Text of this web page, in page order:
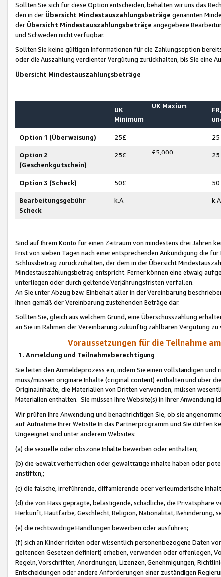
Sollten Sie sich für diese Option entscheiden, behalten wir uns das
den in der Übersicht Mindestauszahlungsbeträge genannten
der Übersicht Mindestauszahlungsbeträge angegebene
und Schweden nicht verfügbar.
Sollten Sie keine gültigen Informationen für die Zahlungsoption
oder die Auszahlung verdienter Vergütung zurückhalten, bis Sie
Übersicht Mindestauszahlungsbeträge
UK
Minimum
UK Maxium
Option 1 (Überweisung) 25£ 25
Option 2
(Geschenkgutschein)
25£ £5,000 25
Option 3 (Scheck) 50£ 50
Bearbeitungsgebühr
Scheck
k.A.
Sind auf Ihrem Konto für einen Zeitraum von mindestens drei Jahren
Frist von sieben Tagen nach einer entsprechenden Ankündigung die
Schlussbetrag zurückzuhalten, der dem in der Übersicht
Mindestauszahlungsbetrag entspricht. Ferner können eine etwaig
unterliegen oder durch geltende Verjährungsfristen verfallen.
An Sie unter Abzug bzw. Einbehalt aller in der Vereinbarung
Ihnen gemäß der Vereinbarung zustehenden Beträge dar.
Sollten Sie, gleich aus welchem Grund, eine Überschusszahlung
an Sie im Rahmen der Vereinbarung zukünftig zahlbaren Vergütung zu
Voraussetzungen für die Teilnahme
1. Anmeldung und Teilnahmeberechtigung
Sie leiten den Anmeldeprozess ein, indem Sie einen vollständigen
muss/müssen originäre Inhalte (original content) enthalten und über
Originalinhalte, die Materialien von Dritten verwenden, müssen
Materialien enthalten. Sie müssen Ihre Website(s) in Ihrer Anwendung
Wir prüfen Ihre Anwendung und benachrichtigen Sie, ob sie
auf Aufnahme Ihrer Website in das Partnerprogramm und Sie dürfen
Ungeeignet sind unter anderem Websites:
(a) die sexuelle oder obszöne Inhalte bewerben oder enthalten;
(b) die Gewalt verherrlichen oder gewalttätige Inhalte haben oder
anstiften,;
(c) die falsche, irreführende, diffamierende oder verleumderische
(d) die von Hass geprägte, belästigende, schädliche, die Privatsphäre
Herkunft, Hautfarbe, Geschlecht, Religion, Nationalität, Behinderung,
(e) die rechtswidrige Handlungen bewerben oder ausführen;
(f) sich an Kinder richten oder wissentlich personenbezogene Daten
geltenden Gesetzen definiert) erheben, verwenden oder offenlegen,
Regeln, Vorschriften, Anordnungen, Lizenzen, Genehmigungen,
Entscheidungen oder andere Anforderungen einer zuständigen